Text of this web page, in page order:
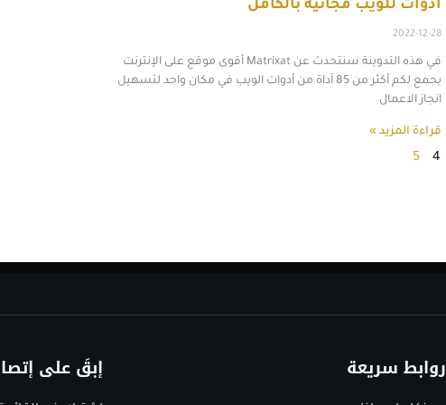
أدوات للويب مجانية بالكامل
2022-12-28
في هذه التدوينة سنتحدث عن Matrixat أقوى موقع على الإنترنت
يجمع لكم أكثر من 85 آداة من أدوات الويب في مكان واحد لتسهيل
انجاز الاعمال
قراءة المزيد »
4
5
روابط سريعة إبقَ على